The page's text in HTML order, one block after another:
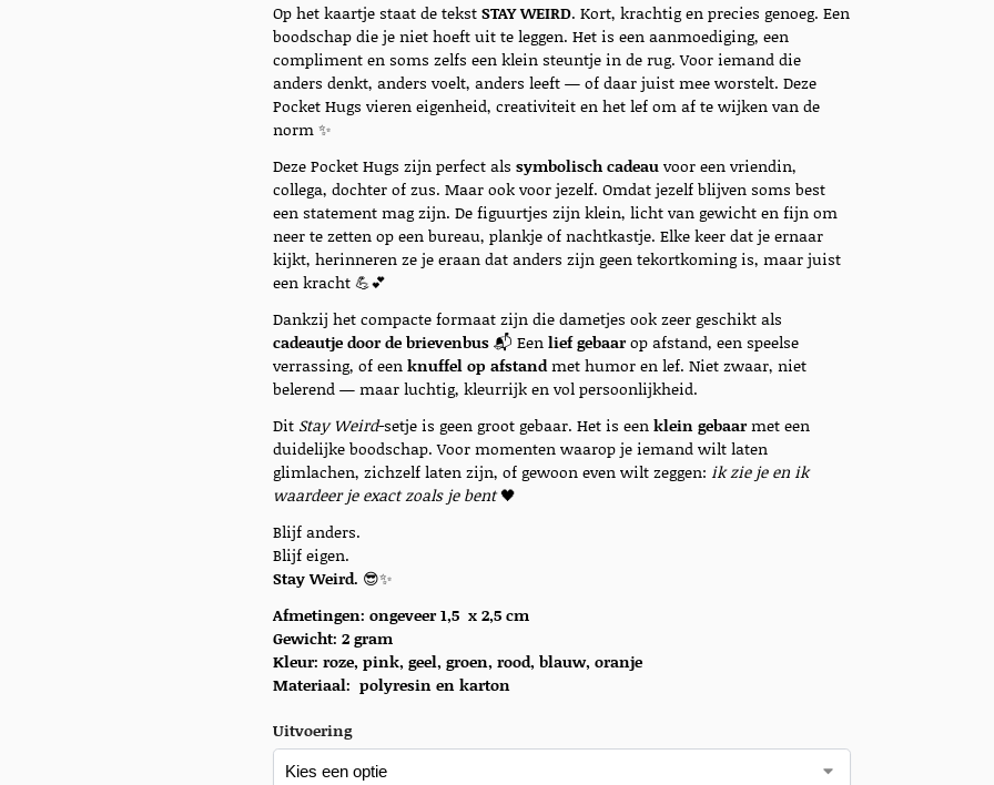
Op het kaartje staat de tekstSTAY WEIRD. Kort, krachtig en precies genoeg. Een
boodschap die je niet hoeft uit te leggen. Het is een aanmoediging, een
compliment en soms zelfs een klein steuntje in de rug. Voor iemand die
anders denkt, anders voelt, anders leeft — of daar juist mee worstelt. Deze
Pocket Hugs vieren eigenheid, creativiteit en het lef om af te wijken van de
norm ✨
Deze Pocket Hugs zijn perfect als symbolisch cadeauvoor een vriendin,
collega, dochter of zus. Maar ook voor jezelf. Omdat jezelf blijven soms best
een statement mag zijn. De figuurtjes zijn klein, licht van gewicht en fijn om
neer te zetten op een bureau, plankje of nachtkastje. Elke keer dat je ernaar
kijkt, herinneren ze je eraan dat anders zijn geen tekortkoming is, maar juist
een kracht 💪💕
Dankzij het compacte formaat zijn die dametjes ook zeer geschikt als
cadeautje door de brievenbus📬 Eenlief gebaarop afstand, een speelse
verrassing, of eenknuffel op afstandmet humor en lef. Niet zwaar, niet
belerend — maar luchtig, kleurrijk en vol persoonlijkheid.
Dit Stay Weird-setje is geen groot gebaar. Het is eenklein gebaarmet een
duidelijke boodschap. Voor momenten waarop je iemand wilt laten
glimlachen, zichzelf laten zijn, of gewoon even wilt zeggen: ik zie je en ik
waardeer je exact zoals je bent🖤
Blijf anders.
Blijf eigen.
Stay Weird. 😎✨
Afmetingen: ongeveer 1,5 x 2,5 cm
Gewicht: 2 gram
Kleur: roze, pink, geel, groen, rood, blauw, oranje
Materiaal: polyresin en karton
Uitvoering